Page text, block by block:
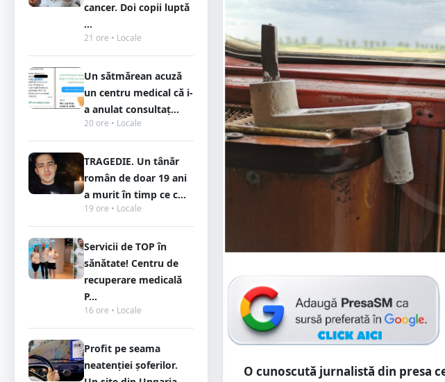
cancer. Doi copii luptă
...
21 ore • Locale
Un sătmărean acuză
un centru medical că i-
a anulat consultaț...
20 ore • Locale
TRAGEDIE. Un tânăr
român de doar 19 ani
a murit în timp ce c...
19 ore • Locale
Servicii de TOP în
sănătate! Centru de
recuperare medicală
P...
16 ore • Locale
Profit pe seama
neatenției șoferilor.
O cunoscută jurnalistă din presa